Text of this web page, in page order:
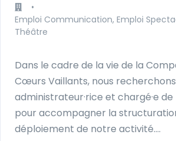
•
Emploi Communication, Emploi
Théâtre
Dans le cadre de la vie de la
Cœurs Vaillants, nous recherchons
administrateur·rice et chargé·e
pour accompagner la
déploiement de notre activité….